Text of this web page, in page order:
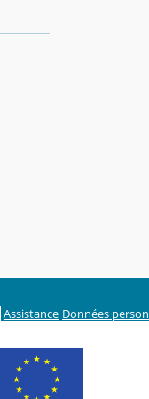
Assistance Données